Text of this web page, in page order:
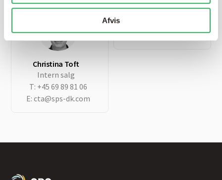
Afvis
Christina Toft
Intern salg
T: +45 69 89 81 06
E: cta@sps-dk.com
E:sps@sps-dk.com